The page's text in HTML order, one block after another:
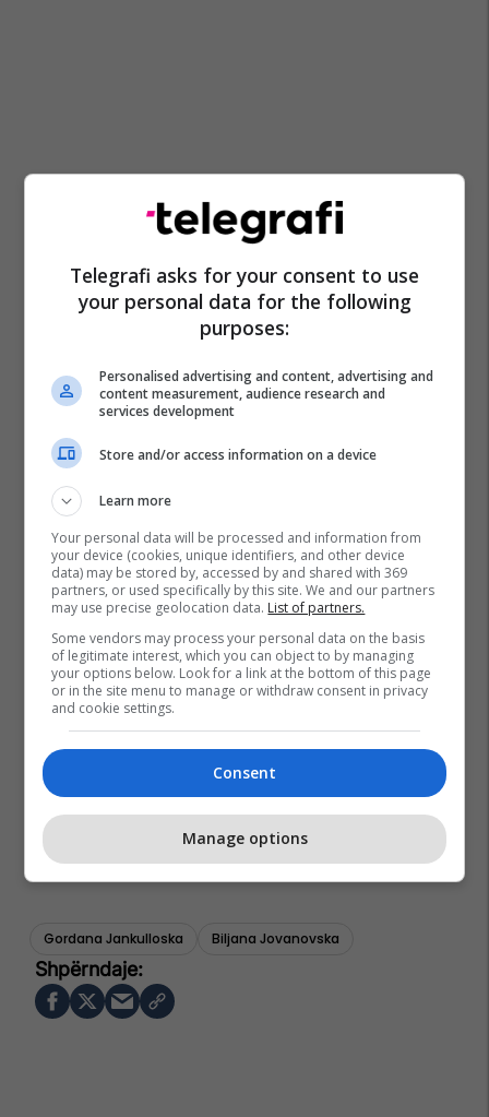
Gordana Jankulloska Biljana Jovanovska
Telegrafi asks for your consent to use
your personal data for the following
purposes:
Personalised advertising and content, advertising and
content measurement, audience research and
services development
Store and/or access information on a device
Learn more
Your personal data will be processed and information from
your device (cookies, unique identifiers, and other device
data) may be stored by, accessed by and shared with 369
partners, or used specifically by this site. We and our partners
may use precise geolocation data. List of partners.
Some vendors may process your personal data on the basis
of legitimate interest, which you can object to by managing
your options below. Look for a link at the bottom of this page
or in the site menu to manage or withdraw consent in privacy
and cookie settings.
Consent
Manage options